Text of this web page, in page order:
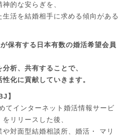
的な安らぎを、
活を結婚相手に求める傾向がある
保有する日本有数の婚活希望会員
析、共有することで、
化に貢献していきます。
】
てインターネット婚活情報サービ
リリースした後、
対面型結婚相談所、婚活・ マリ